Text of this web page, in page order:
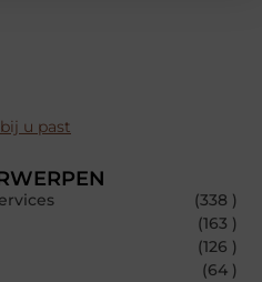
u past
(338 )
(163 )
(126 )
(64 )